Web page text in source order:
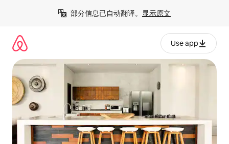
部分信息已自动翻译。 显示原文
Use app